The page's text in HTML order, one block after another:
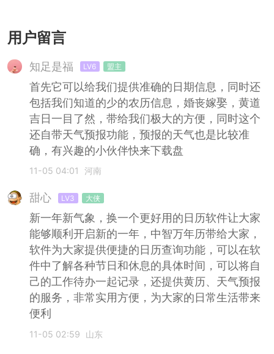
用户留言
知足是福 LV6 盟主
首先它可以给我们提供准确的日期信息，同时还
包括我们知道的少的农历信息，婚丧嫁娶，黄道
吉日一目了然，带给我们极大的方便，同时这个
还自带天气预报功能，预报的天气也是比较准
确，有兴趣的小伙伴快来下载盘
11-05 04:01 河南
甜心 LV3 大侠
新一年新气象，换一个更好用的日历软件让大家
能够顺利开启新的一年，中智万年历带给大家，
软件为大家提供便捷的日历查询功能，可以在软
件中了解各种节日和休息的具体时间，可以将自
己的工作待办一起记录，还提供黄历、天气预报
的服务，非常实用方便，为大家的日常生活带来
便利
11-05 02:59 山东